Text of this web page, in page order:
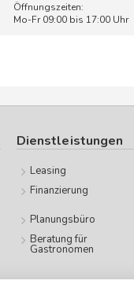
Öffnungszeiten:
Mo-Fr 09:00 bis 17:00 Uhr
Dienstleistungen
Leasing
Finanzierung
Planungsbüro
Beratung für
Gastronomen